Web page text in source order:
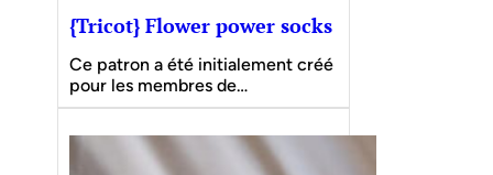
{Tricot} Flower power socks
Ce patron a été initialement créé
pour les membres de…